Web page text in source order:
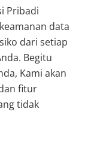
Pribadi
data
dari setiap
Begitu
Kami akan
fitur
tidak